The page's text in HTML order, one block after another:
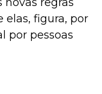
elas, figura, por
por pessoas